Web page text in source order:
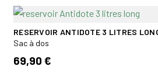
RESERVOIR ANTIDOTE 3 LITRES
Sac à dos
69,90 €